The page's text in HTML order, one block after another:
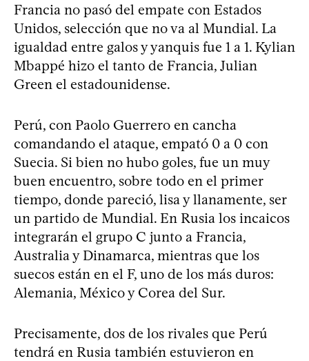
Francia no pasó del empate con Estados
Unidos, selección que no va al Mundial. La
igualdad entre galos y yanquis fue 1 a 1. Kylian
Mbappé hizo el tanto de Francia, Julian
Green el estadounidense.
Perú, con Paolo Guerrero en cancha
comandando el ataque, empató 0 a 0 con
Suecia. Si bien no hubo goles, fue un muy
buen encuentro, sobre todo en el primer
tiempo, donde pareció, lisa y llanamente, ser
un partido de Mundial. En Rusia los incaicos
integrarán el grupo C junto a Francia,
Australia y Dinamarca, mientras que los
suecos están en el F, uno de los más duros:
Alemania, México y Corea del Sur.
Precisamente, dos de los rivales que Perú
tendrá en Rusia también estuvieron en